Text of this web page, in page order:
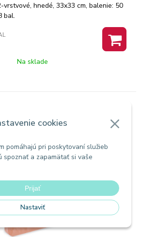
cookies
pomáhajú pri poskytovaní služieb
spoznať a zapamätať si vaše
Prijať
Nastaviť
vrstvové, hnedé, 33x33 cm, balenie: 50
bal.
Na sklade
33x33cm/50ks 2 vrstvové